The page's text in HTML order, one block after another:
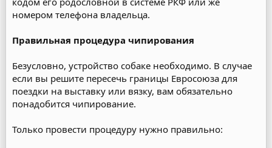
номером телефона владельца.
Правильная процедура чипирования
Безусловно, устройство собаке необходимо. В случае
если вы решите пересечь границы Евросоюза для
поездки на выставку или вязку, вам обязательно
понадобится чипирование.
Только провести процедуру нужно правильно: